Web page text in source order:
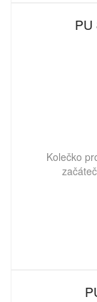
PU
Kolečko